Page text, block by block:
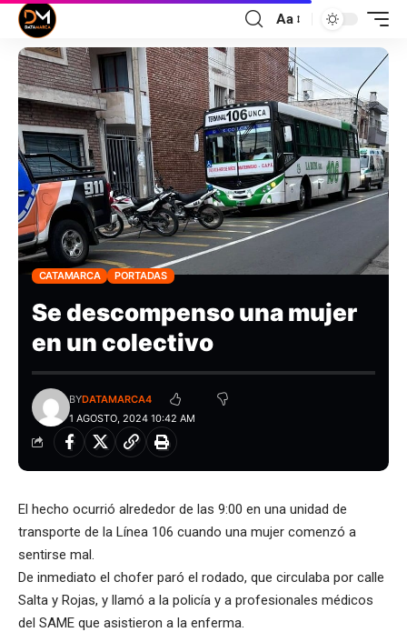
Aa
CATAMARCA PORTADAS
Se descompenso una mujer
en un colectivo
1 AGOSTO, 2024 10:42 AM
BYDATAMARCA4
El hecho ocurrió alrededor de las 9:00 en una unidad de
transporte de la Línea 106 cuando una mujer comenzó a
sentirse mal.
De inmediato el chofer paró el rodado, que circulaba por calle
Salta y Rojas, y llamó a la policía y a profesionales médicos
del SAME que asistieron a la enferma.